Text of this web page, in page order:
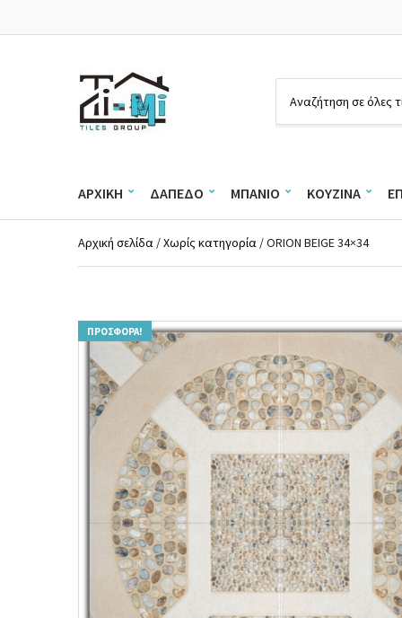
ν
κ
α
τ
η
γ
ί
ς
ΑΡΧΙΚΉ ΔΆΠΕΔΟ ΜΠΆΝΙΟ ΚΟΥΖΊΝΑ
Αρχική σελίδα /Χωρίς κατηγορία / ORION BEIGE 34×34
ΠΡΟΣΦΟΡΆ!